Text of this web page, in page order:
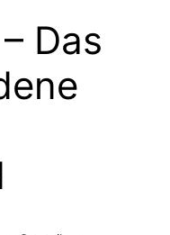
Das